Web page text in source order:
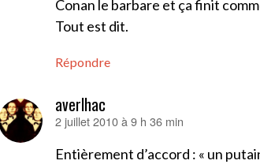
Conan le barbare et ça finit
Tout est dit.
Répondre
averlhac
dit :
2 juillet 2010 à 9 h 36 min
Entièrement d’accord : « un